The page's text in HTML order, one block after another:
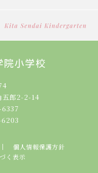
五郎2-2-14
個人情報保護方針
く表示